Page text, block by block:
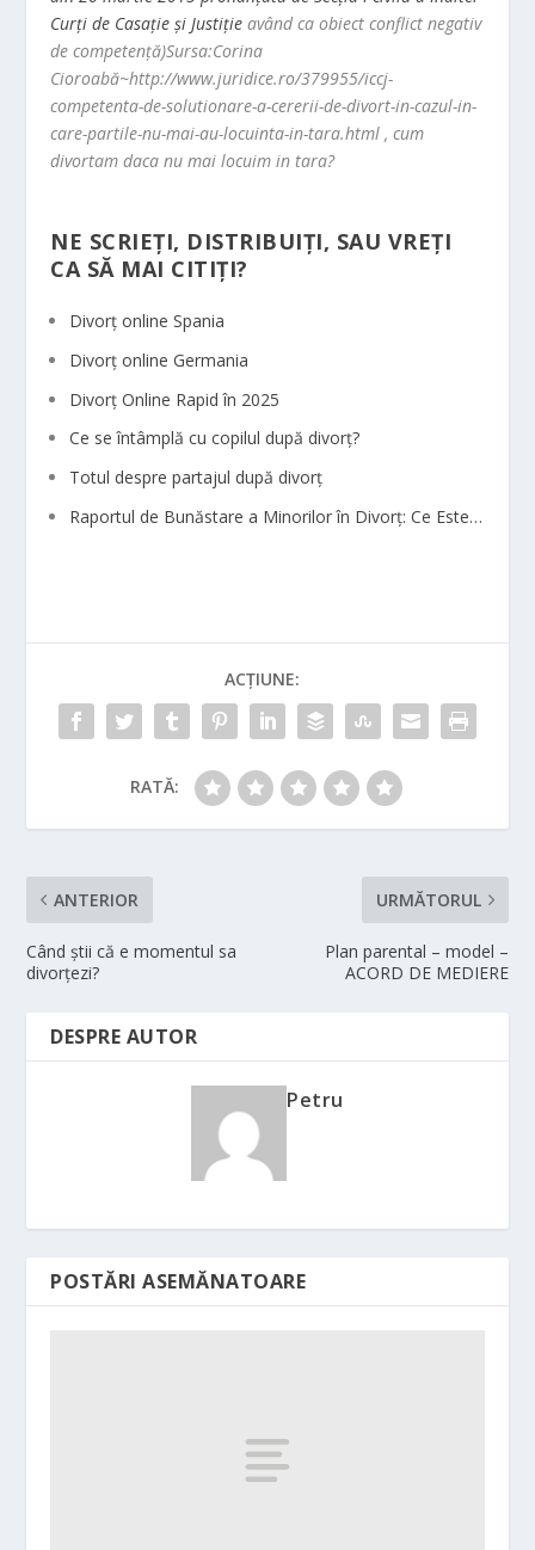
Curţi de Casaţie şi Justiţie având ca obiect conflict negativ
de competență)Sursa:Corina
Cioroabă~http://www.juridice.ro/379955/iccj-
competenta-de-solutionare-a-cererii-de-divort-in-cazul-in-
care-partile-nu-mai-au-locuinta-in-tara.html , cum
divortam daca nu mai locuim in tara?
NE SCRIEȚI, DISTRIBUIȚI, SAU VREȚI
CA SĂ MAI CITIȚI?
Divorț online Spania
Divorț online Germania
Divorț Online Rapid în 2025
Ce se întâmplă cu copilul după divorț?
Totul despre partajul după divorț
Raportul de Bunăstare a Minorilor în Divorț: Ce Este…
ACȚIUNE:
RATĂ:
ANTERIOR
Când știi că e momentul sa
divorțezi?
URMĂTORUL
Plan parental – model –
ACORD DE MEDIERE
DESPRE AUTOR
Petru
POSTĂRI ASEMĂNATOARE